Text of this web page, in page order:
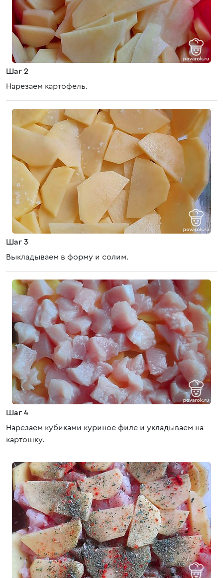
Шаг 2
Нарезаем картофель.
Шаг 3
Выкладываем в форму и солим.
Шаг 4
Нарезаем кубиками куриное филе и укладываем на
картошку.